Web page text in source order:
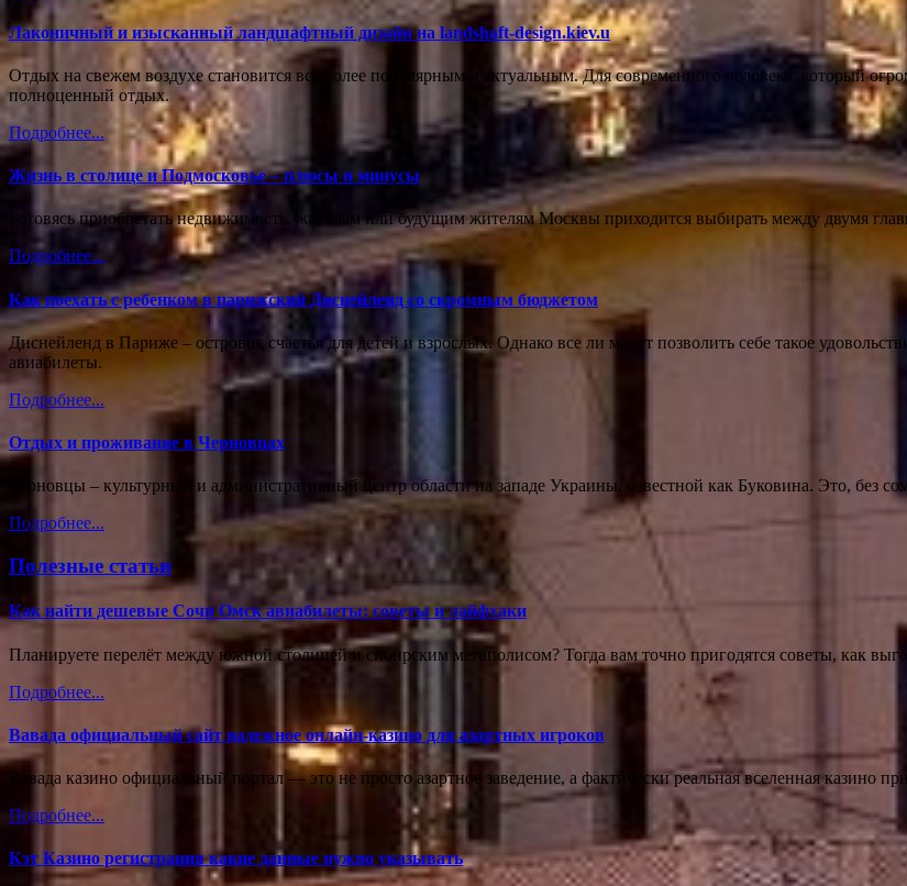
Лаконичный и изысканный ландшафтный дизайн на landshaft-design.kiev.u
Отдых на свежем воздухе становится все более популярным и актуальным. Для современного человека, который
полноценный отдых.
Подробнее...
Жизнь в столице и Подмосковье – плюсы и минусы
Готовясь приобретать недвижимость, жителям или будущим жителям Москвы приходится выбирать между двумя
Подробнее...
Как поехать с ребенком в парижский Диснейленд со скромным бюджетом
Диснейленд в Париже – островок счастья для детей и взрослых. Однако все ли могут позволить себе такое
авиабилеты.
Подробнее...
Отдых и проживание в Черновцах
Черновцы – культурный и административный центр области на западе Украины, известной как Буковина. Это, без
Подробнее...
Полезные статьи
Как найти дешевые Сочи Омск авиабилеты: советы и лайфхаки
Планируете перелёт между южной столицей и сибирским мегаполисом? Тогда вам точно пригодятся советы, как
Подробнее...
Вавада официальный сайт надежное онлайн-казино для азартных игроков
Вавада казино официальный портал — это не просто азартное заведение, а фактически реальная вселенная казино
Подробнее...
Кэт Казино регистрация какие данные нужно указывать